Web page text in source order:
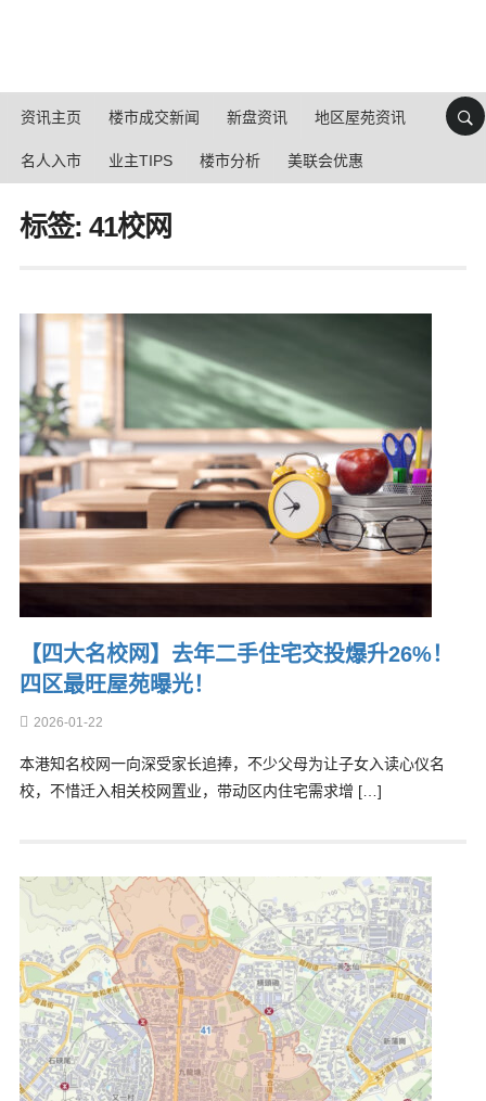
资讯主页 楼市成交新闻 新盘资讯 地区屋苑资讯
名人入市 业主TIPS 楼市分析 美联会优惠
标签: 41校网
【四大名校网】去年二手住宅交投爆升26%！
四区最旺屋苑曝光！
2026-01-22
本港知名校网一向深受家长追捧，不少父母为让子女入读心仪名
校，不惜迁入相关校网置业，带动区内住宅需求增 […]